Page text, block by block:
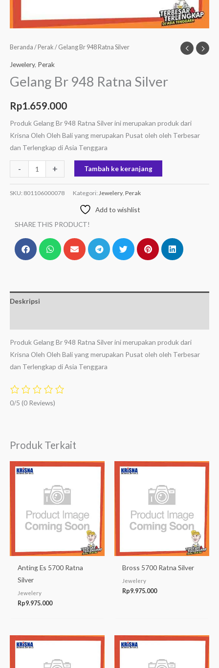
Beranda / Perak / Gelang Br 948 Ratna Silver
Jewelery, Perak
Gelang Br 948 Ratna Silver
Rp1.659.000
Produk Gelang Br 948 Ratna Silver ini merupakan produk dari
Krisna Oleh Oleh Bali yang merupakan Pusat oleh oleh Terbesar
dan Terlengkap di Asia Tenggara
- + Tambah ke keranjang
SKU: 801106000078 Kategori: Jewelery Perak
Add to wishlist
SHARE THIS PRODUCT!
Deskripsi
Produk Gelang Br 948 Ratna Silver ini merupakan produk dari
Krisna Oleh Oleh Bali yang merupakan Pusat oleh oleh Terbesar
dan Terlengkap di Asia Tenggara
0/5 (0 Reviews)
Produk Terkait
Anting Es 5700 Ratna
Silver
Jewelery
Rp9.975.000
Bross 5700 Ratna Silver
Jewelery
Rp9.975.000